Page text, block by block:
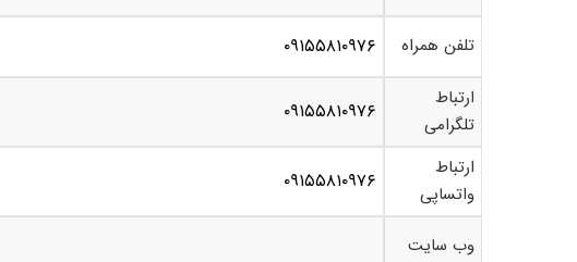
تلفن همراه ۰۹۱۵۵۸۱۰۹۷۶
ارتباط
تلگرامی
۰۹۱۵۵۸۱۰۹۷۶
ارتباط
واتساپی
۰۹۱۵۵۸۱۰۹۷۶
وب سایت